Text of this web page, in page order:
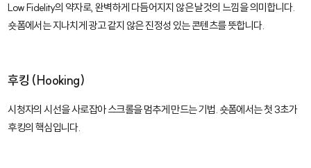
Low Fidelity의 약자로, 완벽하게 다듬어지지 않은 날것의 느낌을 의미합니다.
숏폼에서는 지나치게 광고 같지 않은 진정성 있는 콘텐츠를 뜻합니다.
후킹 (Hooking)
시청자의 시선을 사로잡아 스크롤을 멈추게 만드는 기법. 숏폼에서는 첫 3초가
후킹의 핵심입니다.